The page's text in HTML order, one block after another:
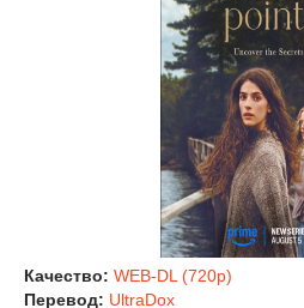
Качество: WEB-DL (720p)
Перевод: UltraDox